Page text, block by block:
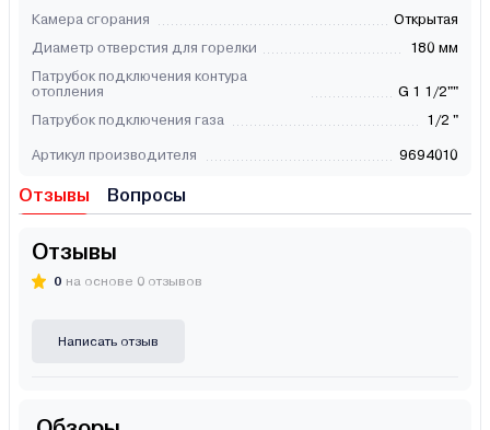
Камера сгорания
Открытая
Диаметр отверстия для горелки
180 мм
Патрубок подключения контура
отопления
G 1 1/2""
Патрубок подключения газа
1/2 "
Артикул производителя 9694010
Отзывы Вопросы
Отзывы
0 на основе 0 отзывов
Написать отзыв